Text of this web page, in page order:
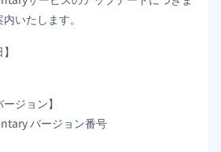
いたします。
ジョン】
バージョン番号